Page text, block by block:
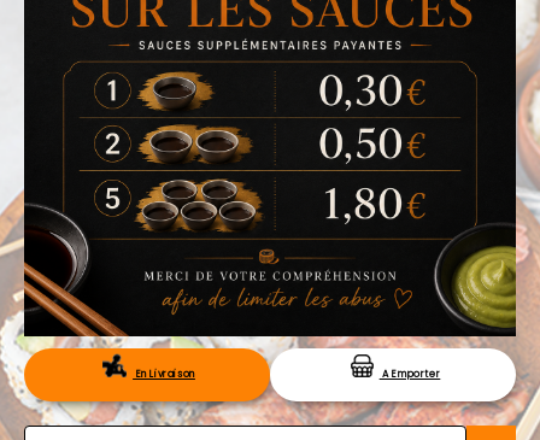
ACCUEIL
LA CARTE
VOTRE COMPTE
NOTRE RESTAURANT
VOS AVIS
MENTIONS LÉGALES
C.G.V
RÉSERVATIONEn Livraison A Emporter